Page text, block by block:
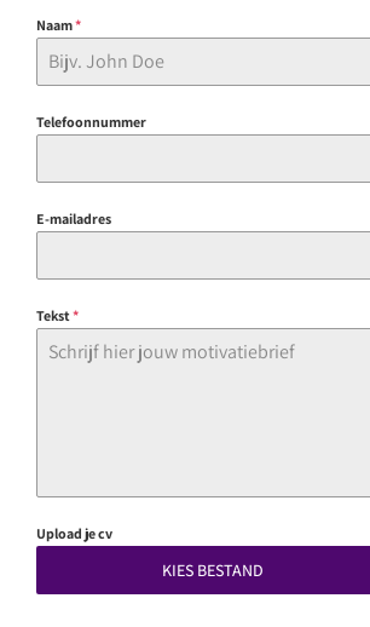
Naam*
Telefoonnummer
E-mailadres
Tekst*
Upload je cv
KIES BESTAND